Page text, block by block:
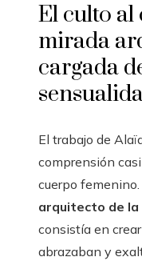
El culto al
mirada
cargada
El trabajo de
comprensión
cuerpo
arquitecto de la
consistía en
abrazaban y